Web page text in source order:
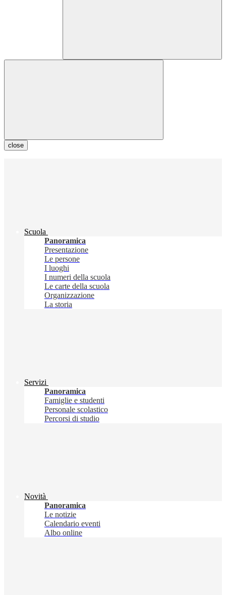
close
Scuola
Panoramica
Presentazione
Le persone
I luoghi
I numeri della scuola
Le carte della scuola
Organizzazione
La storia
Servizi
Panoramica
Famiglie e studenti
Personale scolastico
Percorsi di studio
Novità
Panoramica
Le notizie
Calendario eventi
Albo online